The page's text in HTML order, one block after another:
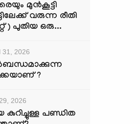
മുൻകൂട്ടി
വരുന്ന രീതി
) പുതിയ ഒരു...
31, 2026
?
2026
കുറിച്ചുള്ള പണ്ഡിത